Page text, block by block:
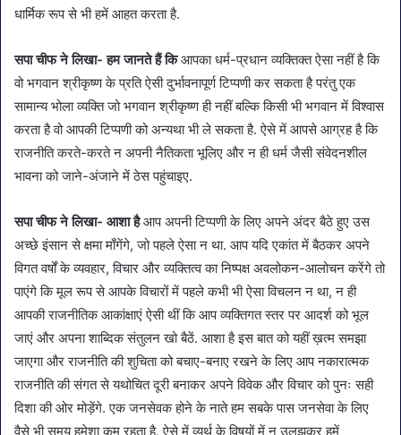
धार्मिक रूप से भी हमें आहत करता है.
सपा चीफ ने लिखा- हम जानते हैं किआपका धर्म-प्रधान व्यक्तिक्त ऐसा नहीं है कि
वो भगवान श्रीकृष्ण के प्रति ऐसी दुर्भावनापूर्ण टिप्पणी कर सकता है परंतु एक
सामान्य भोला व्यक्ति जो भगवान श्रीकृष्ण ही नहीं बल्कि किसी भी भगवान में विश्वास
करता है वो आपकी टिप्पणी को अन्यथा भी ले सकता है. ऐसे में आपसे आग्रह है कि
राजनीति करते-करते न अपनी नैतिकता भूलिए और न ही धर्म जैसी संवेदनशील
भावना को जाने-अंजाने में ठेस पहुंचाइए.
सपा चीफ ने लिखा- आशा हैआप अपनी टिप्पणी के लिए अपने अंदर बैठे हुए उस
अच्छे इंसान से क्षमा माँगेंगे, जो पहले ऐसा न था. आप यदि एकांत में बैठकर अपने
विगत वर्षों के व्यवहार, विचार और व्यक्तित्व का निष्पक्ष अवलोकन-आलोचन करेंगे तो
पाएंगे कि मूल रूप से आपके विचारों में पहले कभी भी ऐसा विचलन न था, न ही
आपकी राजनीतिक आकांक्षाएं ऐसी थीं कि आप व्यक्तिगत स्तर पर आदर्श को भूल
जाएं और अपना शाब्दिक संतुलन खो बैठें. आशा है इस बात को यहीं ख़त्म समझा
जाएगा और राजनीति की शुचिता को बचाए-बनाए रखने के लिए आप नकारात्मक
राजनीति की संगत से यथोचित दूरी बनाकर अपने विवेक और विचार को पुनः सही
दिशा की ओर मोड़ेंगे. एक जनसेवक होने के नाते हम सबके पास जनसेवा के लिए
वैसे भी समय हमेशा कम रहता है, ऐसे में व्यर्थ के विषयों में न उलझकर हमें